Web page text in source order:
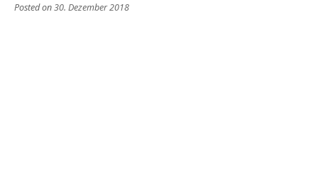
Posted on30. Dezember 2018